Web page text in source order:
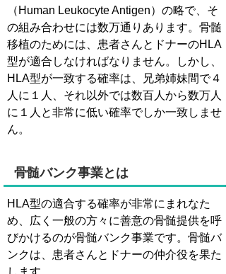
（Human Leukocyte Antigen）の略で、そ
の組み合わせには数万通りあります。骨髄
移植のためには、患者さんとドナーのHLA
型が適合しなければなりません。しかし、
HLA型が一致する確率は、兄弟姉妹間で４
人に１人、それ以外では数百人から数万人
に１人と非常に低い確率でしか一致しませ
ん。
骨髄バンク事業とは
HLA型の適合する確率が非常にまれなた
め、広く一般の方々に善意の骨髄提供を呼
びかけるのが骨髄バンク事業です。骨髄バ
ンクは、患者さんとドナーの仲介役を果た
します。